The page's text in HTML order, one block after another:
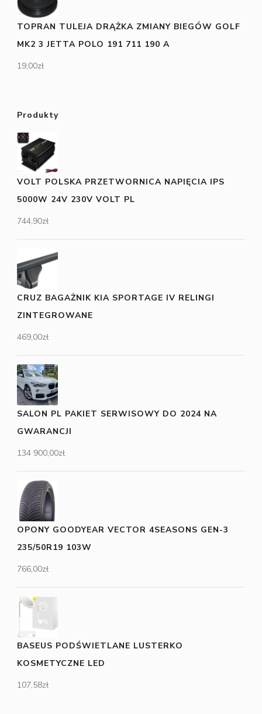
TOPRAN TULEJA DRĄŻKA ZMIANY BIEGÓW GOLF
MK2 3 JETTA POLO 191 711 190 A
19,00zł
Produkty
VOLT POLSKA PRZETWORNICA NAPIĘCIA IPS
5000W 24V 230V VOLT PL
744,90zł
CRUZ BAGAŻNIK KIA SPORTAGE IV RELINGI
ZINTEGROWANE
469,00zł
SALON PL PAKIET SERWISOWY DO 2024 NA
GWARANCJI
134 900,00zł
OPONY GOODYEAR VECTOR 4SEASONS GEN-3
235/50R19 103W
766,00zł
BASEUS PODŚWIETLANE LUSTERKO
KOSMETYCZNE LED
107,58zł